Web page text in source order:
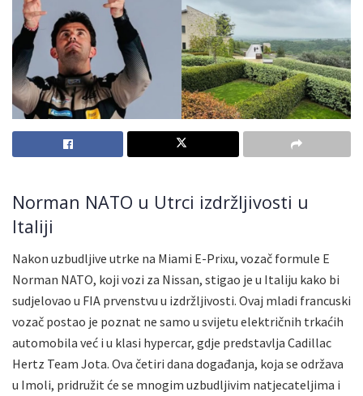
Norman NATO u Utrci izdržljivosti u
Italiji
Nakon uzbudljive utrke na Miami E-Prixu, vozač formule E
Norman NATO, koji vozi za Nissan, stigao je u Italiju kako bi
sudjelovao u FIA prvenstvu u izdržljivosti. Ovaj mladi francuski
vozač postao je poznat ne samo u svijetu električnih trkaćih
automobila već i u klasi hypercar, gdje predstavlja Cadillac
Hertz Team Jota. Ova četiri dana događanja, koja se održava
u Imoli, pridružit će se mnogim uzbudljivim natjecateljima i